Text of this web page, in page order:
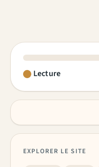
Lecture
EXPLORER LE SITE